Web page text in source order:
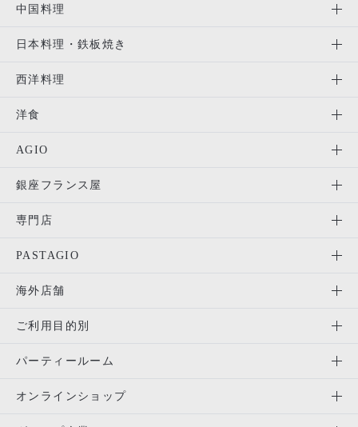
中国料理
日本料理・鉄板焼き
西洋料理
洋食
AGIO
銀座フランス屋
専門店
PASTAGIO
海外店舗
ご利用目的別
パーティールーム
オンラインショップ